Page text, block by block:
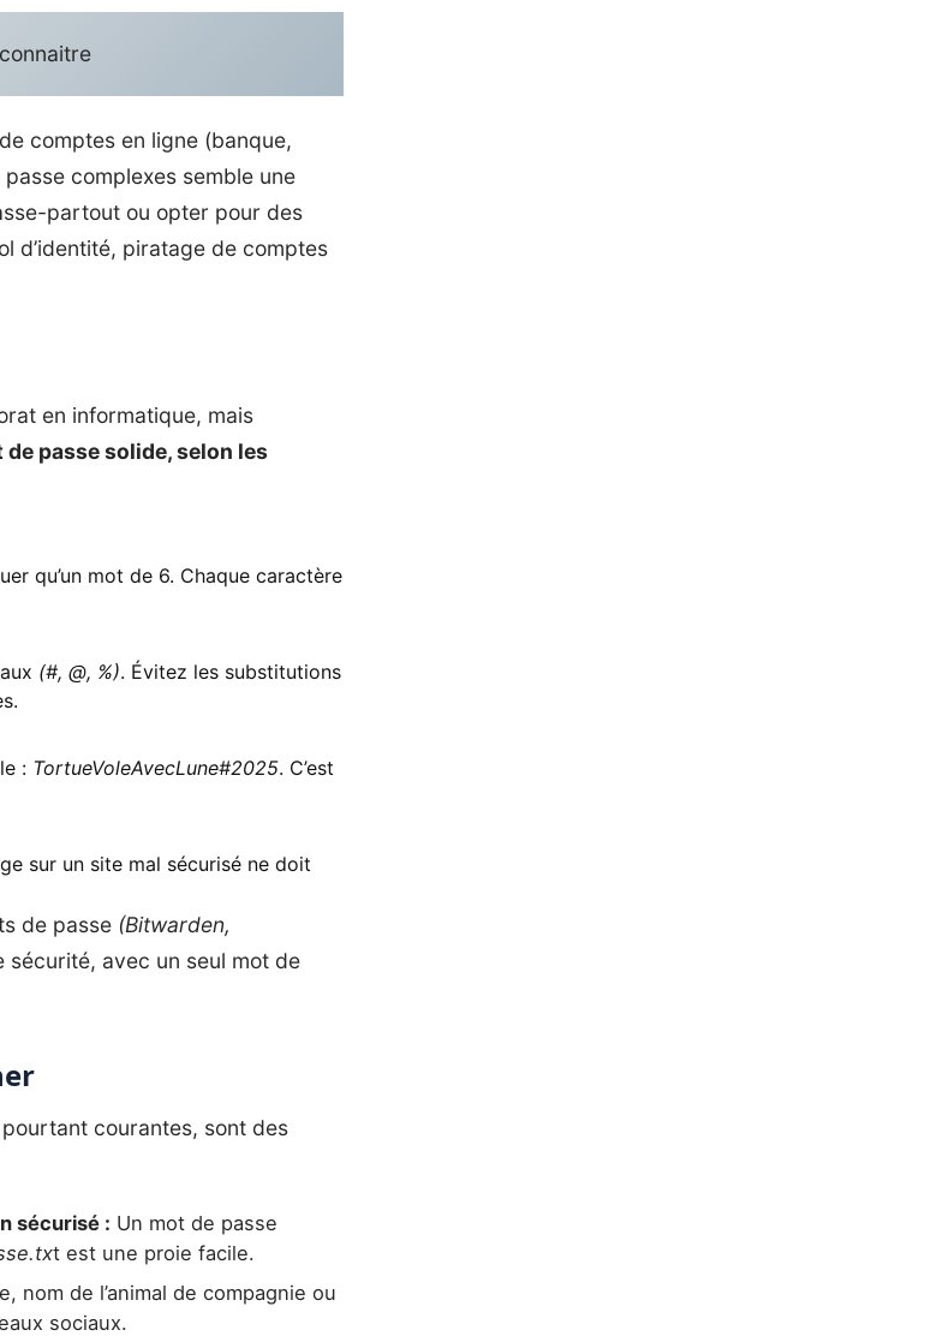
comptes en ligne (banque,
complexes semble une
partout ou opter pour des
d’identité, piratage de comptes
en informatique, mais
passe solide, selon les
qu’un mot de 6. Chaque caractère
(#, @, %). Évitez les substitutions
: TortueVoleAvecLune#2025. C’est
sur un site mal sécurisé ne doit
de passe (Bitwarden,
sécurité, avec un seul mot de
courantes, sont des
sécurisé : Un mot de passe
t est une proie facile.
nom de l’animal de compagnie ou
sociaux.